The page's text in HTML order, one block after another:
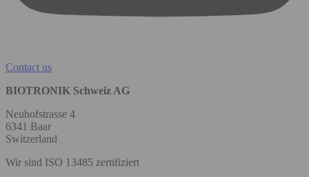
Contact us
BIOTRONIK Schweiz AG
Neuhofstrasse 4
6341 Baar
Switzerland
Wir sind ISO 13485 zertifiziert